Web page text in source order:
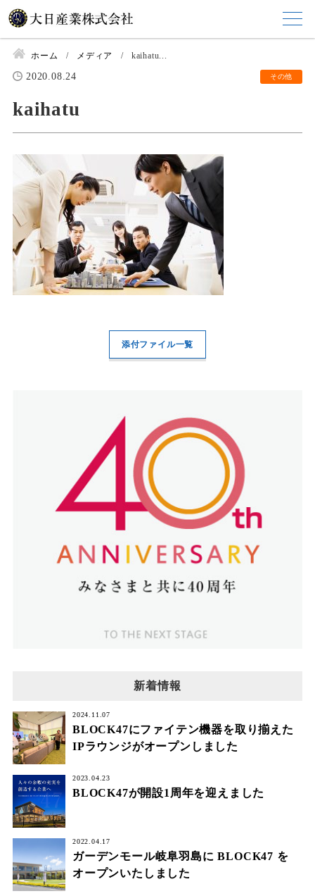
ホーム メディア kaihatu...
2020.08.24 その他
kaihatu
添付ファイル一覧
新着情報
2024.11.07
BLOCK47にファイテン機器を取り揃えた
IPラウンジがオープンしました
2023.04.23
BLOCK47が開設1周年を迎えました
2022.04.17
ガーデンモール岐阜羽島に BLOCK47 を
オープンいたしました